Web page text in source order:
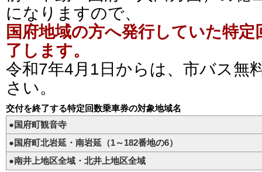
になりますので、
国府地域の方へ発行していた特
了します。
令和7年4月1日からは、市バス無
さい。
交付を終了する特定回数乗車券の対象地域名
●国府町観音寺
●国府町北岩延・南岩延（1～182番地の6）
●南井上地区全域・北井上地区全域